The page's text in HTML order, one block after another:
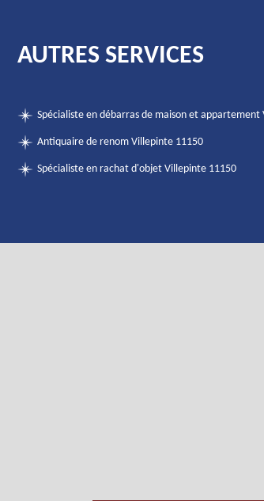
AUTRES SERVICES
Spécialiste en débarras de maison et appartement
Antiquaire de renom Villepinte 11150
Spécialiste en rachat d'objet Villepinte 11150